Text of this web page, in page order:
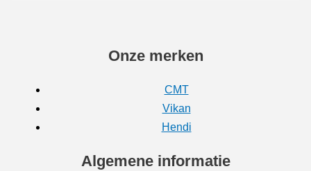
Onze merken
CMT
Vikan
Hendi
Algemene informatie